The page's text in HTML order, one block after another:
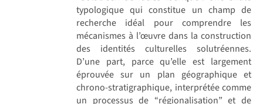
typologique qui constitue un champ de
recherche idéal pour comprendre les
mécanismes à l’œuvre dans la construction
des identités culturelles solutréennes.
D’une part, parce qu’elle est largement
éprouvée sur un plan géographique et
chrono-stratigraphique, interprétée comme
un processus de “régionalisation” et de